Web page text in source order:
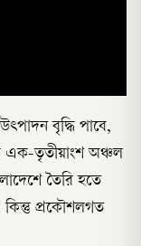
বৃদ্ধি পাবে,
এক-তৃতীয়াংশ অঞ্চল
তৈরি হতে
কিন্তু প্রকৌশলগত